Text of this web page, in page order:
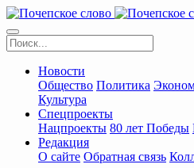
Новости
Общество Политика
Культура
Спецпроекты
Нацпроекты 80 лет Победы
Редакция
О сайте Обратная связь